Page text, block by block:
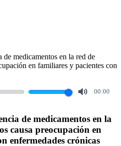
00:00
de medicamentos en la
causa preocupación en
enfermedades crónicas